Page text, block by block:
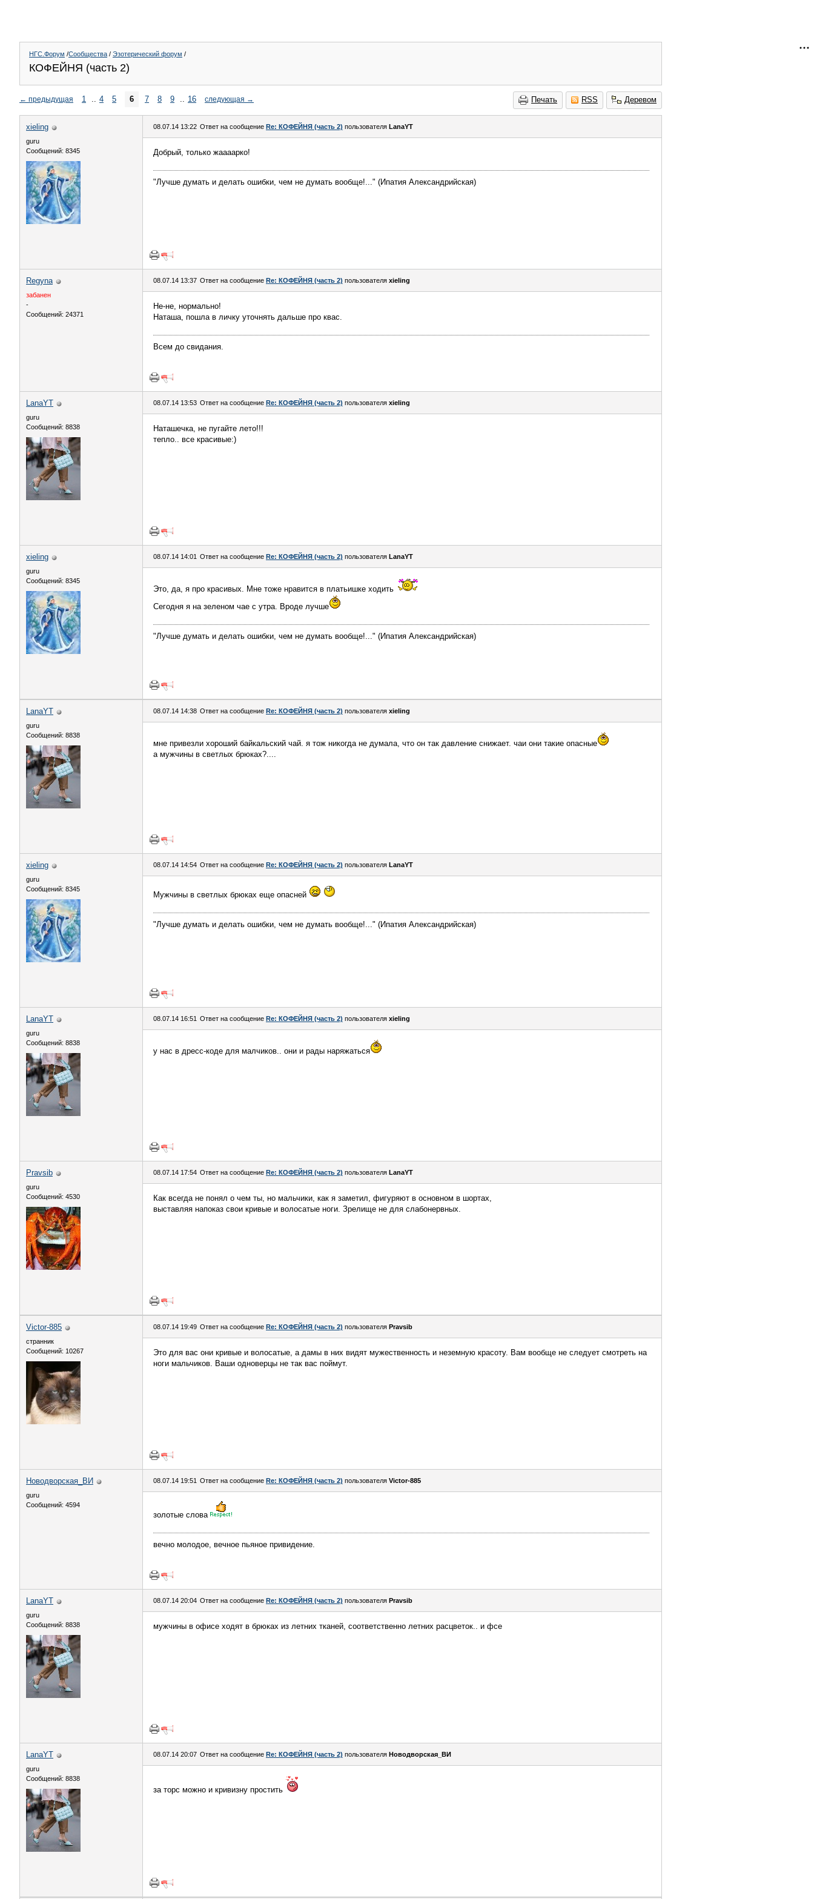
НГС.Форум /Сообщества / Эзотерический форум /
КОФЕЙНЯ (часть 2)
Печать RSS Деревом
← предыдущая 1 .. 4 5 6 7 8 9 .. 16 следующая →
xieling
guru
Сообщений: 8345
08.07.14 13:22 Ответ на сообщение Re: КОФЕЙНЯ (часть 2) пользователя LanaYT
Добрый, только жаааарко!
"Лучше думать и делать ошибки, чем не думать вообще!..." (Ипатия Александрийская)
Regyna
забанен
-
Сообщений: 24371
08.07.14 13:37 Ответ на сообщение Re: КОФЕЙНЯ (часть 2) пользователя xieling
Не-не, нормально!
Наташа, пошла в личку уточнять дальше про квас.
Всем до свидания.
LanaYT
guru
Сообщений: 8838
08.07.14 13:53 Ответ на сообщение Re: КОФЕЙНЯ (часть 2) пользователя xieling
Наташечка, не пугайте лето!!!
тепло.. все красивые:)
xieling
guru
Сообщений: 8345
08.07.14 14:01 Ответ на сообщение Re: КОФЕЙНЯ (часть 2) пользователя LanaYT
Это, да, я про красивых. Мне тоже нравится в платьишке ходить
Сегодня я на зеленом чае с утра. Вроде лучше
"Лучше думать и делать ошибки, чем не думать вообще!..." (Ипатия Александрийская)
LanaYT
guru
Сообщений: 8838
08.07.14 14:38 Ответ на сообщение Re: КОФЕЙНЯ (часть 2) пользователя xieling
мне привезли хороший байкальский чай. я тож никогда не думала, что он так давление снижает. чаи они такие опасные
а мужчины в светлых брюках?....
xieling
guru
Сообщений: 8345
08.07.14 14:54 Ответ на сообщение Re: КОФЕЙНЯ (часть 2) пользователя LanaYT
Мужчины в светлых брюках еще опасней
"Лучше думать и делать ошибки, чем не думать вообще!..." (Ипатия Александрийская)
LanaYT
guru
Сообщений: 8838
08.07.14 16:51 Ответ на сообщение Re: КОФЕЙНЯ (часть 2) пользователя xieling
у нас в дресс-коде для малчиков.. они и рады наряжаться
Pravsib
guru
Сообщений: 4530
08.07.14 17:54 Ответ на сообщение Re: КОФЕЙНЯ (часть 2) пользователя LanaYT
Как всегда не понял о чем ты, но мальчики, как я заметил, фигуряют в основном в шортах,
выставляя напоказ свои кривые и волосатые ноги. Зрелище не для слабонервных.
Victor-885
странник
Сообщений: 10267
08.07.14 19:49 Ответ на сообщение Re: КОФЕЙНЯ (часть 2) пользователя Pravsib
Это для вас они кривые и волосатые, а дамы в них видят мужественность и неземную красоту. Вам вообще не следует смотреть на
ноги мальчиков. Ваши одноверцы не так вас поймут.
Новодворcкая_ВИ
guru
Сообщений: 4594
08.07.14 19:51 Ответ на сообщение Re: КОФЕЙНЯ (часть 2) пользователя Victor-885
золотые слова
вечно молодое, вечное пьяное привидение.
LanaYT
guru
Сообщений: 8838
08.07.14 20:04 Ответ на сообщение Re: КОФЕЙНЯ (часть 2) пользователя Pravsib
мужчины в офисе ходят в брюках из летних тканей, соответственно летних расцветок.. и фсе
LanaYT
guru
Сообщений: 8838
08.07.14 20:07 Ответ на сообщение Re: КОФЕЙНЯ (часть 2) пользователя Новодворcкая_ВИ
за торс можно и кривизну простить